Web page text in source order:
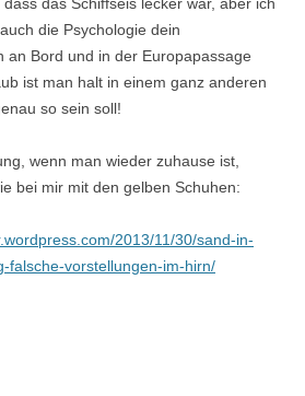
die Psychologie dein
an Bord und in der Europapassage
ist man halt in einem ganz anderen
so sein soll!
wenn man wieder zuhause ist,
bei mir mit den gelben Schuhen:
2013/11/30/sand-in-
falsche-vorstellungen-im-hirn/